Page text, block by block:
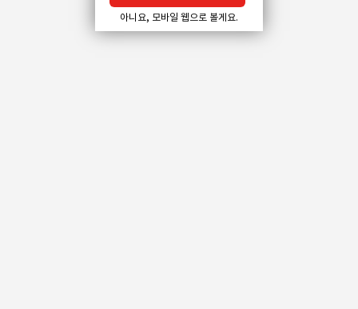
아니요, 모바일 웹으로 볼게요.